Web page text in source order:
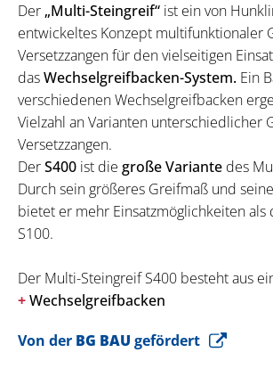
Der„Multi-Steingreif“ ist ein von
entwickeltes Konzept multifunktionaler
Versetzzangen für den vielseitigen
dasWechselgreifbacken-System. Ein
verschiedenen Wechselgreifbacken
Vielzahl an Varianten unterschiedlicher
Versetzzangen.
DerS400 ist die große Variante des
Durch sein größeres Greifmaß und
bietet er mehr Einsatzmöglichkeiten als
S100.
Der Multi-Steingreif S400 besteht aus
+Wechselgreifbacken
Von der BG BAU gefördert